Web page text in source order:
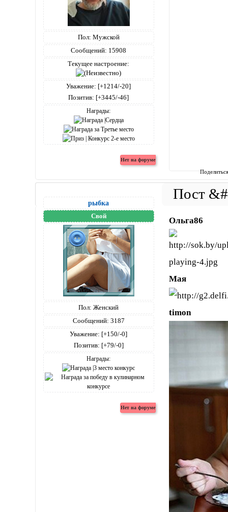
Пол: Мужской
Сообщений: 15908
Текущее настроение:
Уважение: [+1214/-20]
Позитив: [+3445/-46]
Награды:
рыбка
Свой
Пол: Женский
Сообщений: 3187
Уважение: [+150/-0]
Позитив: [+79/-0]
Награды:
Ольга86
Мая
timon